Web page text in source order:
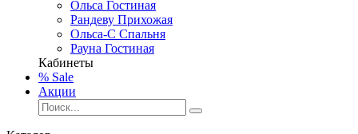
Ольса Гостиная
Рандеву Прихожая
Ольса-С Спальня
Рауна Гостиная
Кабинеты
% Sale
Акции